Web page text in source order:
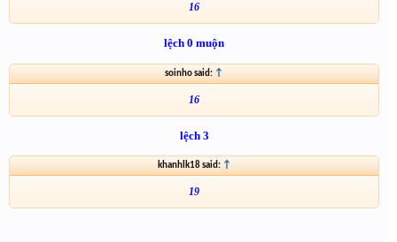
16
lệch 0 muộn
soinho said: ↑
16
lệch 3
khanhlk18 said: ↑
19